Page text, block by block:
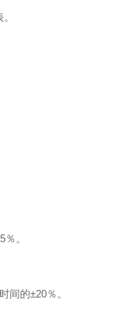
。
间的±20％。